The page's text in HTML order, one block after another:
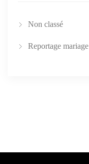
Non classé
Reportage mariage